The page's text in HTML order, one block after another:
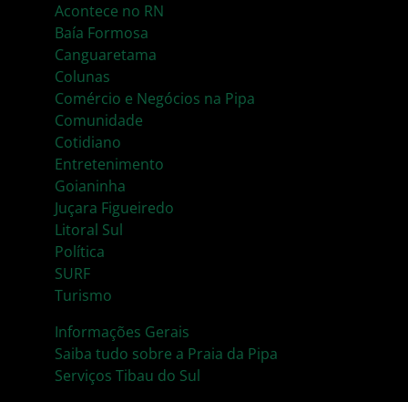
Acontece no RN
Baía Formosa
Canguaretama
Colunas
Comércio e Negócios na Pipa
Comunidade
Cotidiano
Entretenimento
Goianinha
Juçara Figueiredo
Litoral Sul
Política
SURF
Turismo
Informações Gerais
Saiba tudo sobre a Praia da Pipa
Serviços Tibau do Sul